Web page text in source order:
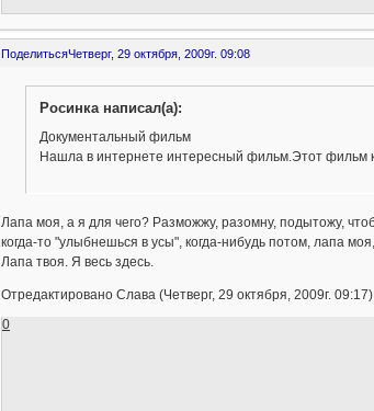
ПоделитьсяЧетверг, 29 октября, 2009г. 09:08
Росинка написал(а):
Документальный фильм
Нашла в интернете интересный фильм.Этот фильм
Лапа моя, а я для чего? Разможжу, разомну, подытожу,
когда-то "улыбнешься в усы", когда-нибудь потом, лапа
Лапа твоя. Я весь здесь.
Отредактировано Слава (Четверг, 29 октября, 2009г. 09:17)
0